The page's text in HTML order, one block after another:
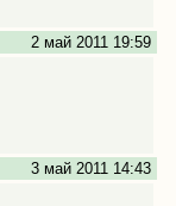
2 май 2011 19:59
3 май 2011 14:43